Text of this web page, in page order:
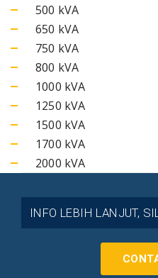
500 kVA
650 kVA
750 kVA
800 kVA
1000 kVA
1250 kVA
1500 kVA
1700 kVA
2000 kVA
INFO LEBIH LANJUT,